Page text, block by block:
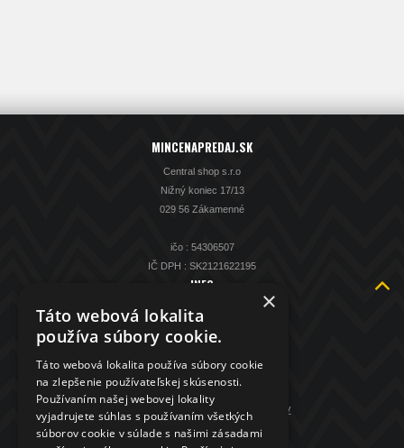
MINCENAPREDAJ.SK
Central shop s.r.o
Nižný koniec 17/13
029 56 Zákamenné
ičo : 54306507
IČ DPH : SK2121622195
INFO
O nás
Kontakt
KAMENNÁ PREDAJŇA
Spätný výkup striebra
Obchodné podmienky
GDPR - ochrana osobných údajov
KONTAKT
×
Táto webová lokalita
používa súbory cookie.
Táto webová lokalita používa súbory cookie
na zlepšenie používateľskej skúsenosti.
Používaním našej webovej lokality
vyjadrujete súhlas s používaním všetkých
súborov cookie v súlade s našimi zásadami